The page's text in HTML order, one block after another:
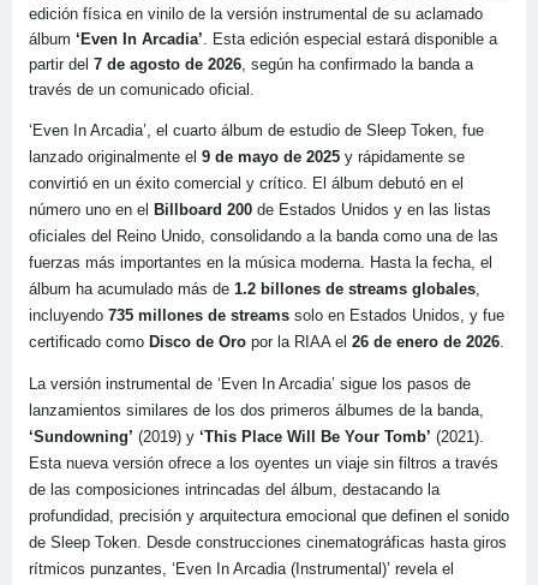
edición física en vinilo de la versión instrumental de su aclamado
álbum ‘Even In Arcadia’. Esta edición especial estará disponible a
partir del 7 de agosto de 2026, según ha confirmado la banda a
través de un comunicado oficial.
‘Even In Arcadia’, el cuarto álbum de estudio de Sleep Token, fue
lanzado originalmente el 9 de mayo de 2025 y rápidamente se
convirtió en un éxito comercial y crítico. El álbum debutó en el
número uno en el Billboard 200 de Estados Unidos y en las listas
oficiales del Reino Unido, consolidando a la banda como una de las
fuerzas más importantes en la música moderna. Hasta la fecha, el
álbum ha acumulado más de 1.2 billones de streams globales,
incluyendo 735 millones de streams solo en Estados Unidos, y fue
certificado como Disco de Oro por la RIAA el 26 de enero de 2026.
La versión instrumental de ‘Even In Arcadia’ sigue los pasos de
lanzamientos similares de los dos primeros álbumes de la banda,
‘Sundowning’ (2019) y ‘This Place Will Be Your Tomb’ (2021).
Esta nueva versión ofrece a los oyentes un viaje sin filtros a través
de las composiciones intrincadas del álbum, destacando la
profundidad, precisión y arquitectura emocional que definen el sonido
de Sleep Token. Desde construcciones cinematográficas hasta giros
rítmicos punzantes, ‘Even In Arcadia (Instrumental)’ revela el